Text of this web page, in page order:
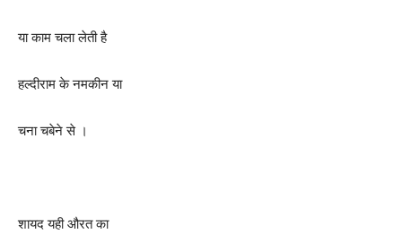
या काम चला लेती है
हल्दीराम के नमकीन या
चना चबेने से ।
शायद यही औरत का